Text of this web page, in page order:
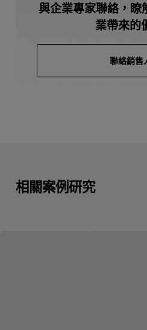
與企業專家聯絡，
業帶來的
聯絡銷售
相關案例研究